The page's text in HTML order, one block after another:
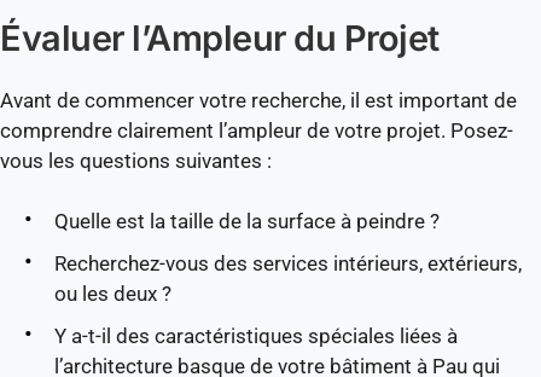
Évaluer l’Ampleur du Projet
Avant de commencer votre recherche, il est important de
comprendre clairement l’ampleur de votre projet. Posez-
vous les questions suivantes :
Quelle est la taille de la surface à peindre ?
Recherchez-vous des services intérieurs, extérieurs,
ou les deux ?
Y a-t-il des caractéristiques spéciales liées à
l’architecture basque de votre bâtiment à Pau qui